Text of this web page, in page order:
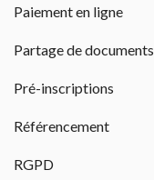
Paiement en ligne
Partage de documents
Pré-inscriptions
Référencement
RGPD